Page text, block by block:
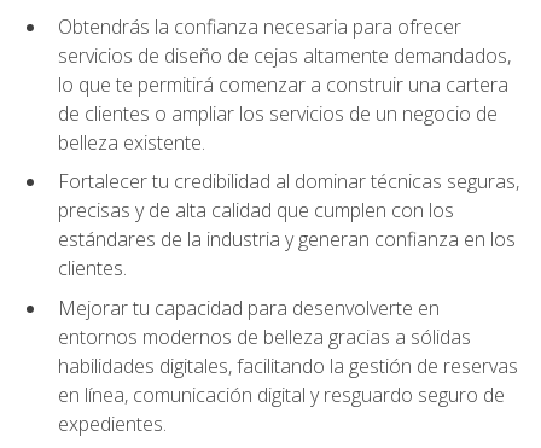
Obtendrás la confianza necesaria para ofrecer
servicios de diseño de cejas altamente demandados,
lo que te permitirá comenzar a construir una cartera
de clientes o ampliar los servicios de un negocio de
belleza existente.
Fortalecer tu credibilidad al dominar técnicas seguras,
precisas y de alta calidad que cumplen con los
estándares de la industria y generan confianza en los
clientes.
Mejorar tu capacidad para desenvolverte en
entornos modernos de belleza gracias a sólidas
habilidades digitales, facilitando la gestión de reservas
en línea, comunicación digital y resguardo seguro de
expedientes.